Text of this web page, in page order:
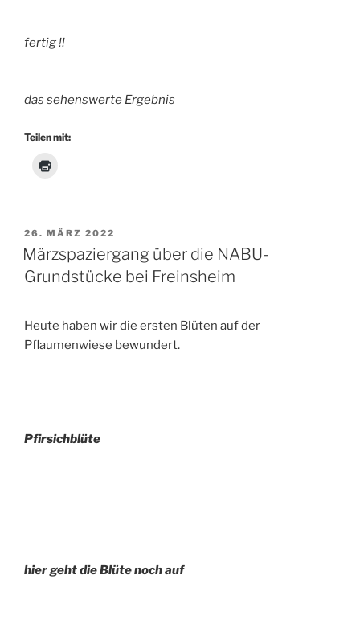
fertig !!
das sehenswerte Ergebnis
Teilen mit:
VERÖFFENTLICHT
AM
26. MÄRZ 2022
Märzspaziergang über die NABU-
Grundstücke bei Freinsheim
Heute haben wir die ersten Blüten auf der
Pflaumenwiese bewundert.
Pfirsichblüte
hier geht die Blüte noch auf